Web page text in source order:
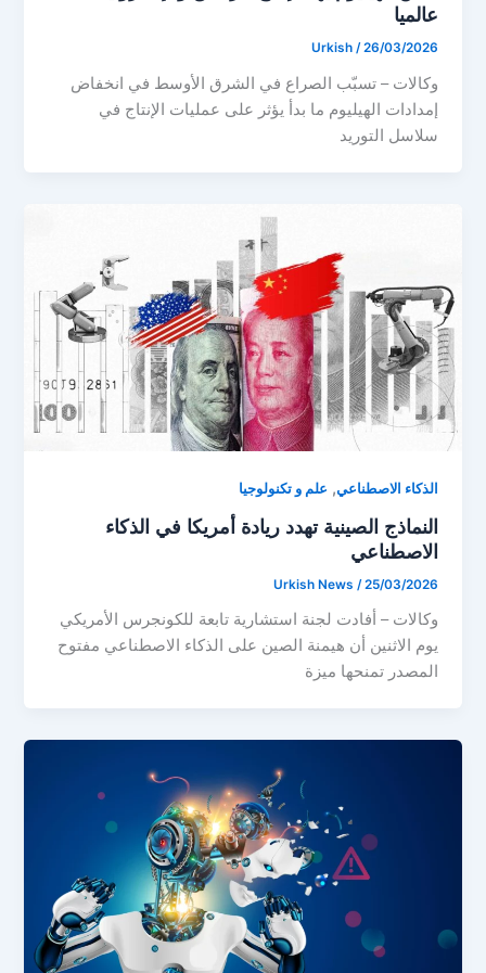
عالميا
Urkish /26/03/2026
وكالات – تسبّب الصراع في الشرق الأوسط في انخفاض
إمدادات الهيليوم ما بدأ يؤثر على عمليات الإنتاج في
سلاسل التوريد
الذكاء الاصطناعي, علم و تكنولوجيا
النماذج الصينية تهدد ريادة أمريكا في الذكاء
الاصطناعي
Urkish News /25/03/2026
وكالات – أفادت لجنة استشارية تابعة للكونجرس الأمريكي
يوم الاثنين أن هيمنة الصين على الذكاء الاصطناعي مفتوح
المصدر تمنحها ميزة